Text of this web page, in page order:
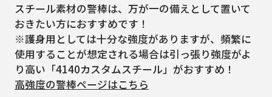
スチール素材の警棒は、万が一の備えとして置いて
おきたい方におすすめです！
※護身用としては十分な強度がありますが、頻繁に
使用することが想定される場合は引っ張り強度がよ
り高い「4140カスタムスチール」がおすすめ！
高強度の警棒ページはこちら